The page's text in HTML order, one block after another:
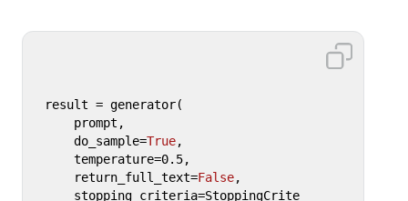
result = generator(
    do_sample=
True,
    temperature=
0.5,
    return_full_text=
False,